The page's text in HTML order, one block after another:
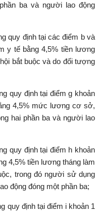
ba và người lao động
quy định tại các điểm b và
y tế bằng 4,5% tiền lương
bắt buộc và do đối tượng
quy định tại điểm g khoản
4,5% mức lương cơ sở,
hai phần ba và người lao
quy định tại điểm h khoản
4,5% tiền lương tháng làm
trong đó người sử dụng
động đóng một phần ba;
quy định tại điểm i khoản 1